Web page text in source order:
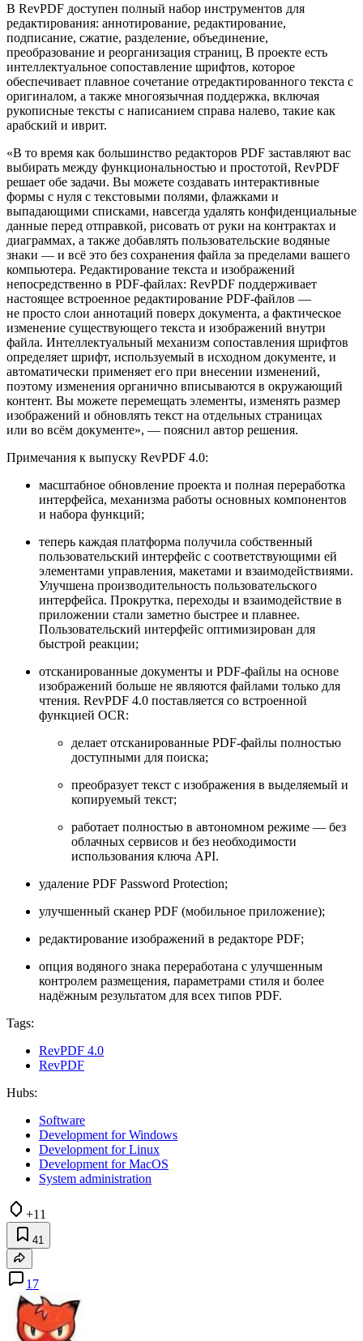
В RevPDF доступен полный набор инструментов для
редактирования: аннотирование, редактирование,
подписание, сжатие, разделение, объединение,
преобразование и реорганизация страниц, В проекте есть
интеллектуальное сопоставление шрифтов, которое
обеспечивает плавное сочетание отредактированного текста с
оригиналом, а также многоязычная поддержка, включая
рукописные тексты с написанием справа налево, такие как
арабский и иврит.
«В то время как большинство редакторов PDF заставляют вас
выбирать между функциональностью и простотой, RevPDF
решает обе задачи. Вы можете создавать интерактивные
формы с нуля с текстовыми полями, флажками и
выпадающими списками, навсегда удалять конфиденциальные
данные перед отправкой, рисовать от руки на контрактах и ​​
диаграммах, а также добавлять пользовательские водяные
знаки — и всё это без сохранения файла за пределами вашего
компьютера. Редактирование текста и изображений
непосредственно в PDF‑файлах: RevPDF поддерживает
настоящее встроенное редактирование PDF‑файлов —
не просто слои аннотаций поверх документа, а фактическое
изменение существующего текста и изображений внутри
файла. Интеллектуальный механизм сопоставления шрифтов
определяет шрифт, используемый в исходном документе, и
автоматически применяет его при внесении изменений,
поэтому изменения органично вписываются в окружающий
контент. Вы можете перемещать элементы, изменять размер
изображений и обновлять текст на отдельных страницах
или во всём документе», — пояснил автор решения.
Примечания к выпуску RevPDF 4.0:
масштабное обновление проекта и полная переработка
интерфейса, механизма работы основных компонентов
и набора функций;
теперь каждая платформа получила собственный
пользовательский интерфейс с соответствующими ей
элементами управления, макетами и взаимодействиями.
Улучшена производительность пользовательского
интерфейса. Прокрутка, переходы и взаимодействие в
приложении стали заметно быстрее и плавнее.
Пользовательский интерфейс оптимизирован для
быстрой реакции;
отсканированные документы и PDF-файлы на основе
изображений больше не являются файлами только для
чтения. RevPDF 4.0 поставляется со встроенной
функцией OCR:
делает отсканированные PDF-файлы полностью
доступными для поиска;
преобразует текст с изображения в выделяемый и
копируемый текст;
работает полностью в автономном режиме — без
облачных сервисов и без необходимости
использования ключа API.
удаление PDF Password Protection;
улучшенный сканер PDF (мобильное приложение);
редактирование изображений в редакторе PDF;
опция водяного знака переработана с улучшенным
контролем размещения, параметрами стиля и более
надёжным результатом для всех типов PDF.
Tags:
RevPDF 4.0
RevPDF
Hubs:
Software
Development for Windows
Development for Linux
Development for MacOS
System administration
+11
41
17